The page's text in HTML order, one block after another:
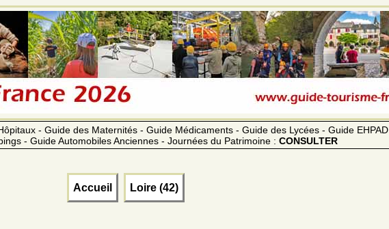
- Guide des Maternités - Guide Médicaments - Guide des Lycées - Guide EHPAD
- Guide Automobiles Anciennes - Journées du Patrimoine : CONSULTER
Accueil Loire (42)